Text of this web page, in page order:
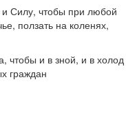
и Силу, чтобы при любой
ползать на коленях,
чтобы и в зной, и в холод
граждан